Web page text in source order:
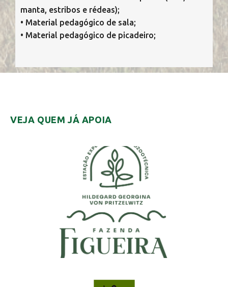
manta, estribos e rédeas);
• Material pedagógico de sala;
• Material pedagógico de picadeiro;
VEJA QUEM JÁ APOIA